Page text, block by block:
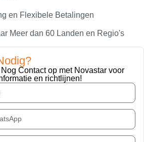
en Flexibele Betalingen
Meer dan 60 Landen en Regio's
Contact op met Novastar voor
en richtlijnen!